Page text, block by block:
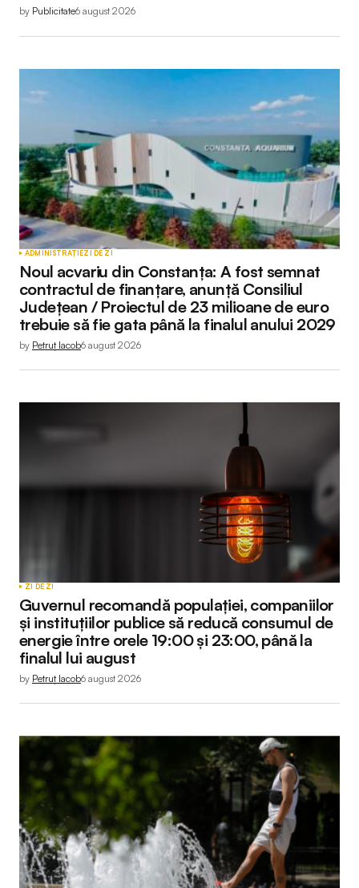
by Publicitate6 august 2026
ADMINISTRAȚIEZI DE ZI
Noul acvariu din Constanța: A fost semnat
contractul de finanțare, anunță Consiliul
Județean / Proiectul de 23 milioane de euro
trebuie să fie gata până la finalul anului 2029
by Petruț Iacob6 august 2026
ZI DE ZI
Guvernul recomandă populației, companiilor
și instituțiilor publice să reducă consumul de
energie între orele 19:00 și 23:00, până la
finalul lui august
by Petruț Iacob6 august 2026